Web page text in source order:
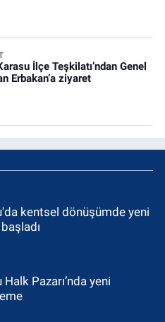
İlçe Teşkilatı’ndan Genel
Erbakan’a ziyaret
kentsel dönüşümde yeni
Halk Pazarı’nda yeni